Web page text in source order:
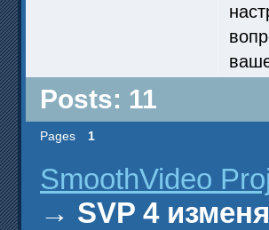
Posts: 11
Pages 1
SmoothVideo
→ SVP 4